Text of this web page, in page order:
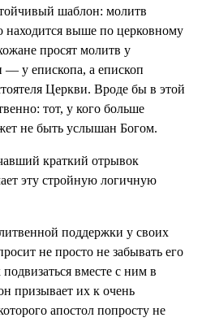
шаблон: молитв
находится выше по церковному
просят молитв у
у епископа, а епископ
Церкви. Вроде бы в этой
тот, у кого больше
не быть услышан Богом.
краткий отрывок
эту стройную логичную
поддержки у своих
не просто не забывать его
вместе с ним в
призывает их к очень
апостол попросту не